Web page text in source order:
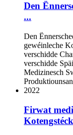
Den
...
Den
gewéinleche
verschidde
verschidde
Medizinesch
2022
Firwat